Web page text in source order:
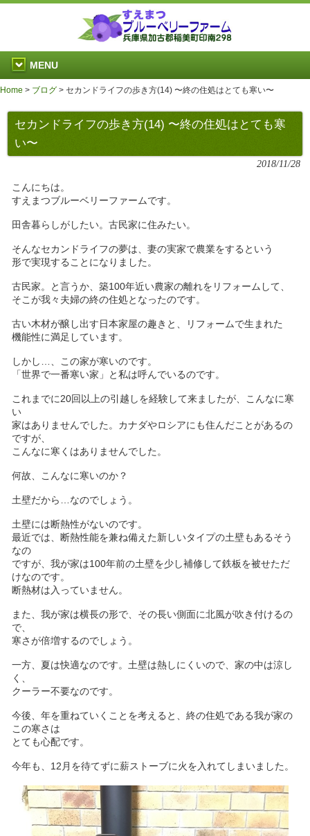
MENU
Home > ブログ > セカンドライフの歩き方(14) 〜終の住処はとても寒い〜
セカンドライフの歩き方(14) 〜終の住処はとても寒
い〜
2018/11/28
こんにちは。
すえまつブルーベリーファームです。
田舎暮らしがしたい。古民家に住みたい。
そんなセカンドライフの夢は、妻の実家で農業をするという
形で実現することになりました。
古民家。と言うか、築100年近い農家の離れをリフォームして、
そこが我々夫婦の終の住処となったのです。
古い木材が醸し出す日本家屋の趣きと、リフォームで生まれた
機能性に満足しています。
しかし…、この家が寒いのです。
「世界で一番寒い家」と私は呼んでいるのです。
これまでに20回以上の引越しを経験して来ましたが、こんなに寒
い
家はありませんでした。カナダやロシアにも住んだことがあるの
ですが、
こんなに寒くはありませんでした。
何故、こんなに寒いのか？
土壁だから…なのでしょう。
土壁には断熱性がないのです。
最近では、断熱性能を兼ね備えた新しいタイプの土壁もあるそう
なの
ですが、我が家は100年前の土壁を少し補修して鉄板を被せただ
けなのです。
断熱材は入っていません。
また、我が家は横長の形で、その長い側面に北風が吹き付けるの
で、
寒さが倍増するのでしょう。
一方、夏は快適なのです。土壁は熱しにくいので、家の中は涼し
く、
クーラー不要なのです。
今後、年を重ねていくことを考えると、終の住処である我が家の
この寒さは
とても心配です。
今年も、12月を待てずに薪ストーブに火を入れてしまいました。